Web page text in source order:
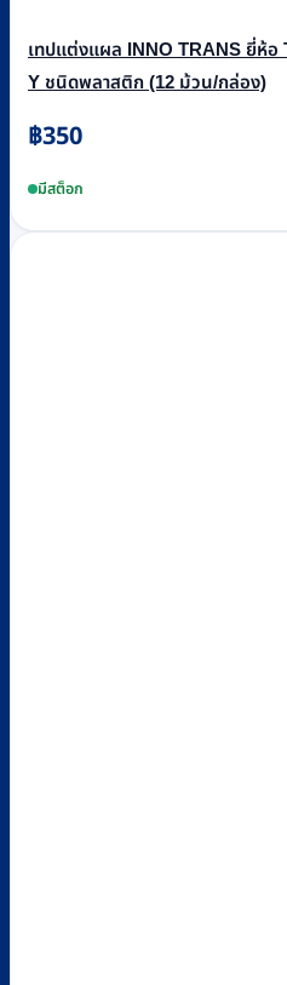
เทปแต่งแผล INNO TRANS ยี่ห้อ
Y ชนิดพลาสติก (12 ม้วน/กล่อง)
฿350
มีสต็อก